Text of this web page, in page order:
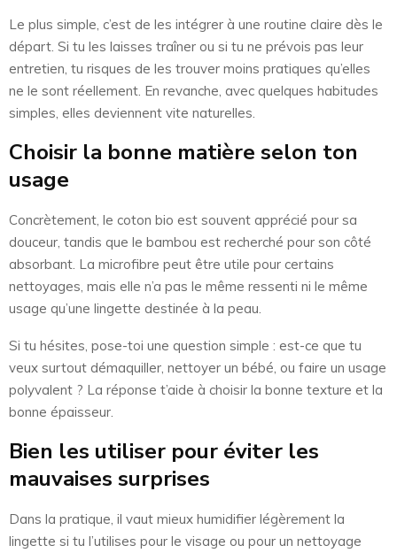
Le plus simple, c’est de les intégrer à une routine claire dès le
départ. Si tu les laisses traîner ou si tu ne prévois pas leur
entretien, tu risques de les trouver moins pratiques qu’elles
ne le sont réellement. En revanche, avec quelques habitudes
simples, elles deviennent vite naturelles.
Choisir la bonne matière selon ton
usage
Concrètement, le coton bio est souvent apprécié pour sa
douceur, tandis que le bambou est recherché pour son côté
absorbant. La microfibre peut être utile pour certains
nettoyages, mais elle n’a pas le même ressenti ni le même
usage qu’une lingette destinée à la peau.
Si tu hésites, pose-toi une question simple : est-ce que tu
veux surtout démaquiller, nettoyer un bébé, ou faire un usage
polyvalent ? La réponse t’aide à choisir la bonne texture et la
bonne épaisseur.
Bien les utiliser pour éviter les
mauvaises surprises
Dans la pratique, il vaut mieux humidifier légèrement la
lingette si tu l’utilises pour le visage ou pour un nettoyage